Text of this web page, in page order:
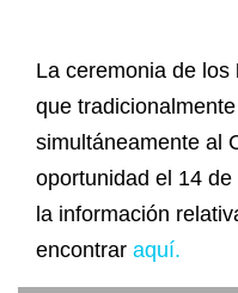
La ceremonia de los
que
simultáneamente al
oportunidad el 14
la información
encontrar aquí.